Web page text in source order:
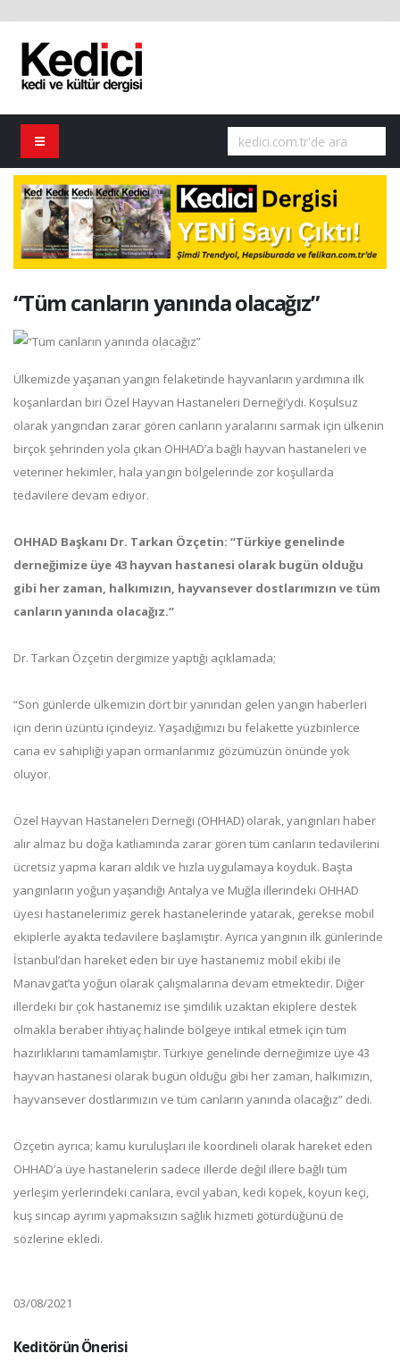
“Tüm canların yanında olacağız”
Ülkemizde yaşanan yangın felaketinde hayvanların yardımına ilk
koşanlardan biri Özel Hayvan Hastaneleri Derneği’ydi. Koşulsuz
olarak yangından zarar gören canların yaralarını sarmak için ülkenin
birçok şehrinden yola çıkan OHHAD’a bağlı hayvan hastaneleri ve
veteriner hekimler, hala yangın bölgelerinde zor koşullarda
tedavilere devam ediyor.
OHHAD Başkanı Dr. Tarkan Özçetin: “Türkiye genelinde
derneğimize üye 43 hayvan hastanesi olarak bugün olduğu
gibi her zaman, halkımızın, hayvansever dostlarımızın ve tüm
canların yanında olacağız.”
Dr. Tarkan Özçetin dergimize yaptığı açıklamada;
“Son günlerde ülkemizin dört bir yanından gelen yangın haberleri
için derin üzüntü içindeyiz. Yaşadığımızı bu felakette yüzbinlerce
cana ev sahipliği yapan ormanlarımız gözümüzün önünde yok
oluyor.
Özel Hayvan Hastaneleri Derneği (OHHAD) olarak, yangınları haber
alır almaz bu doğa katliamında zarar gören tüm canların tedavilerini
ücretsiz yapma kararı aldık ve hızla uygulamaya koyduk. Başta
yangınların yoğun yaşandığı Antalya ve Muğla illerindeki OHHAD
üyesi hastanelerimiz gerek hastanelerinde yatarak, gerekse mobil
ekiplerle ayakta tedavilere başlamıştır. Ayrıca yangının ilk günlerinde
İstanbul’dan hareket eden bir üye hastanemiz mobil ekibi ile
Manavgat’ta yoğun olarak çalışmalarına devam etmektedir. Diğer
illerdeki bir çok hastanemiz ise şimdilik uzaktan ekiplere destek
olmakla beraber ihtiyaç halinde bölgeye intikal etmek için tüm
hazırlıklarını tamamlamıştır. Türkiye genelinde derneğimize üye 43
hayvan hastanesi olarak bugün olduğu gibi her zaman, halkımızın,
hayvansever dostlarımızın ve tüm canların yanında olacağız” dedi.
Özçetin ayrıca; kamu kuruluşları ile koordineli olarak hareket eden
OHHAD’a üye hastanelerin sadece illerde değil illere bağlı tüm
yerleşim yerlerindeki canlara, evcil yaban, kedi köpek, koyun keçi,
kuş sincap ayrımı yapmaksızın sağlık hizmeti götürdüğünü de
sözlerine ekledi.
03/08/2021
Keditörün Önerisi